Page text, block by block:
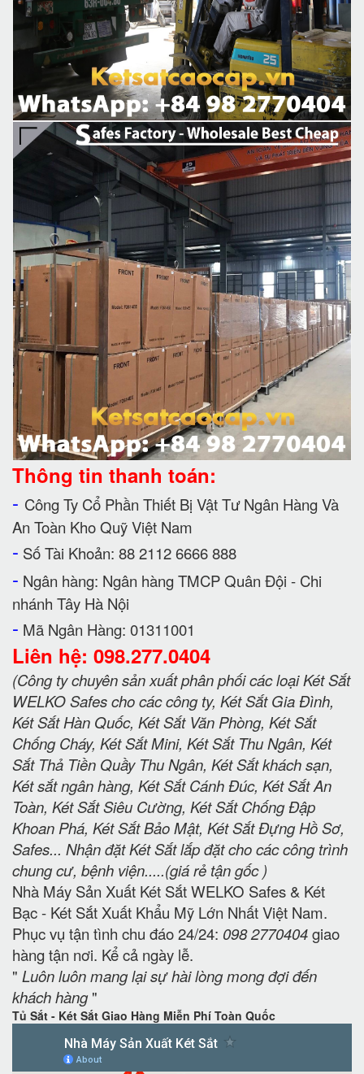
Thông tin thanh toán:
- Công Ty Cổ Phần Thiết Bị Vật Tư Ngân Hàng Và
An Toàn Kho Quỹ Việt Nam
- Số Tài Khoản: 88 2112 6666 888
- Ngân hàng: Ngân hàng TMCP Quân Đội - Chi
nhánh Tây Hà Nội
- Mã Ngân Hàng: 01311001
Liên hệ: 098.277.0404
(Công ty chuyên sản xuất phân phối các loại Két Sắt
WELKO Safes cho các công ty, Két Sắt Gia Đình,
Két Sắt Hàn Quốc, Két Sắt Văn Phòng, Két Sắt
Chống Cháy, Két Sắt Mini, Két Sắt Thu Ngân, Két
Sắt Thả Tiền Quầy Thu Ngân, Két Sắt khách sạn,
Két sắt ngân hàng, Két Sắt Cánh Đúc, Két Sắt An
Toàn, Két Sắt Siêu Cường, Két Sắt Chống Đập
Khoan Phá, Két Sắt Bảo Mật, Két Sắt Đựng Hồ Sơ,
Safes... Nhận đặt Két Sắt lắp đặt cho các công trình
chung cư, bệnh viện.....(giá rẻ tận gốc )
Nhà Máy Sản Xuất Két Sắt WELKO Safes & Két
Bạc - Két Sắt Xuất Khẩu Mỹ Lớn Nhất Việt Nam.
Phục vụ tận tình chu đáo 24/24: 098 2770404giao
hàng tận nơi. Kể cả ngày lễ.
" Luôn luôn mang lại sự hài lòng mong đợi đến
khách hàng"
Tủ Sắt - Két Sắt Giao Hàng Miễn Phí Toàn Quốc